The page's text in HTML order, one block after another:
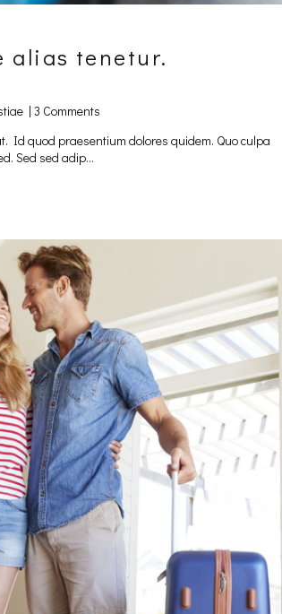
alias tenetur.
| 3 Comments
Id quod praesentium dolores quidem. Quo culpa
Sed sed adip...